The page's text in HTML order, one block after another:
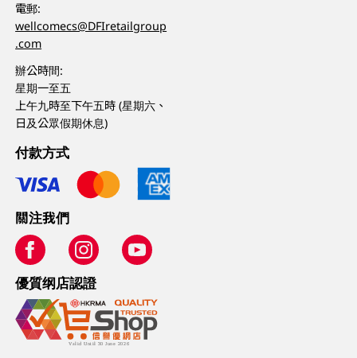
電郵:
wellcomecs@DFIretailgroup
.com
辦公時間:
星期一至五
上午九時至下午五時 (星期六、
日及公眾假期休息)
付款方式
關注我們
優質纲店認證